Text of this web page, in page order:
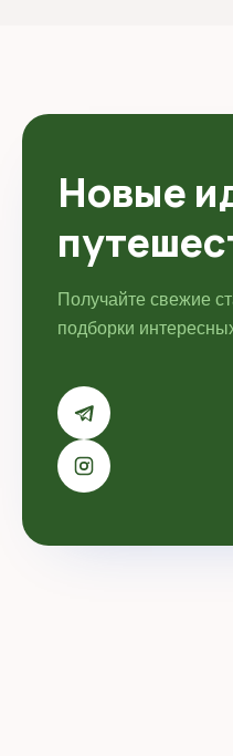
Новые
Получайте свежие
подборки